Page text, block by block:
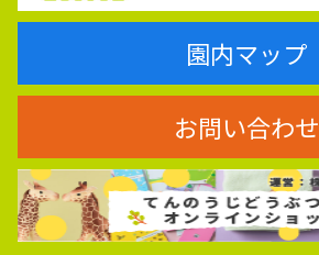
園内マップ
お問い合わせ